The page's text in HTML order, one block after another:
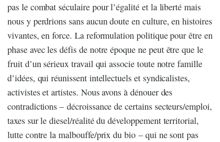
pas le combat séculaire pour l’égalité et la liberté mais
nous y perdrions sans aucun doute en culture, en histoires
vivantes, en force. La reformulation politique pour être en
phase avec les défis de notre époque ne peut être que le
fruit d’un sérieux travail qui associe toute notre famille
d’idées, qui réunissent intellectuels et syndicalistes,
activistes et artistes. Nous avons à dénouer des
contradictions – décroissance de certains secteurs/emploi,
taxes sur le diesel/réalité du développement territorial,
lutte contre la malbouffe/prix du bio – qui ne sont pas